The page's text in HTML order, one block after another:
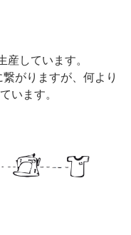
しています。
がりますが、何より
います。